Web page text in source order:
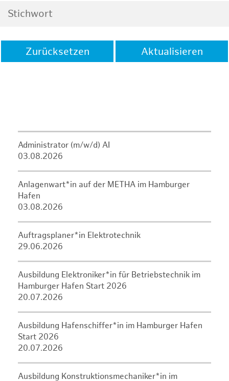
Zurücksetzen Aktualisieren
Administrator (m/w/d) AI
03.08.2026
Anlagenwart*in auf der METHA im Hamburger
Hafen
03.08.2026
Auftragsplaner*in Elektrotechnik
29.06.2026
Ausbildung Elektroniker*in für Betriebstechnik im
Hamburger Hafen Start 2026
20.07.2026
Ausbildung Hafenschiffer*in im Hamburger Hafen
Start 2026
20.07.2026
Ausbildung Konstruktionsmechaniker*in im